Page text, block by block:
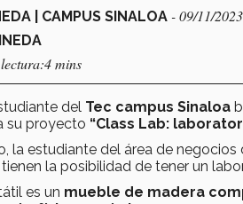
| CAMPUS SINALOA - 09/11/2023
mins
del Tec campus Sinaloa
su proyecto “Class Lab:
la estudiante del área de negocios
la posibilidad de tener un
es un mueble de madera